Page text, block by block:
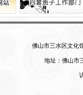
佛山市三水区文化
地址：佛山市